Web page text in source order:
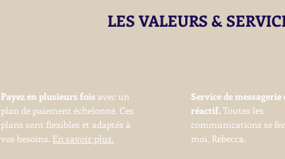
Payez en plusieurs foisavec un
plan de paiement échelonné. Ces
plans sont flexibles et adaptés à
vos besoins. En savoir plus.
LES VALEURS &
Service de messagerie
réactif.Toutes les
communications se
moi, Rebecca.